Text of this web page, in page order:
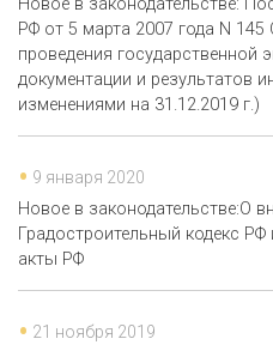
РФ от 5 марта 2007 года N
проведения государственной
документации и результатов
изменениями на 31.12.2019 г.)
9 января 2020
Новое в законодательстве:О
Градостроительный кодекс
акты РФ
21 ноября 2019